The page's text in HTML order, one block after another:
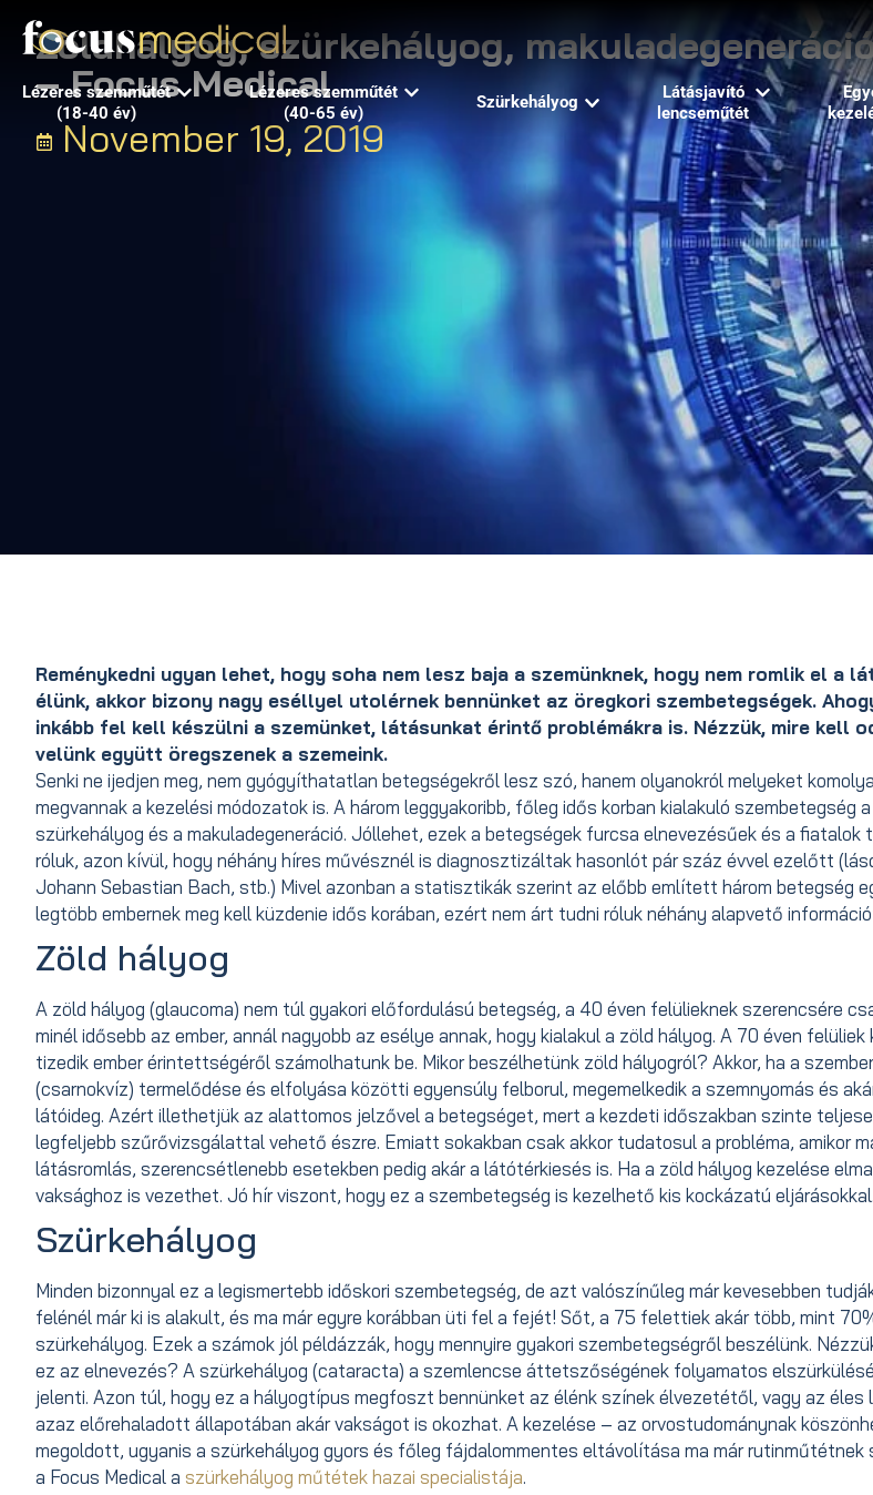
Lézeres szemműtét
(18-40 év)
Lézeres szemműtét
(40-65 év)
Szürkehályog
Látásjavító
lencseműtét
Zöldhályog, szürkehályog,
– Focus Medical
November 19, 2019
Reménykedni ugyan lehet, hogy soha nem lesz baja a szemünknek, hogy nem romlik el a
élünk, akkor bizony nagy eséllyel utolérnek bennünket az öregkori szembetegségek.
inkább fel kell készülni a szemünket, látásunkat érintő problémákra is. Nézzük, mire kell
velünk együtt öregszenek a szemeink.
Senki ne ijedjen meg, nem gyógyíthatatlan betegségekről lesz szó, hanem olyanokról melyeket
megvannak a kezelési módozatok is. A három leggyakoribb, főleg idős korban kialakuló szembetegség
szürkehályog és a makuladegeneráció. Jóllehet, ezek a betegségek furcsa elnevezésűek és a fiatalok
róluk, azon kívül, hogy néhány híres művésznél is diagnosztizáltak hasonlót pár száz évvel ezelőtt
Johann Sebastian Bach, stb.) Mivel azonban a statisztikák szerint az előbb említett három betegség
legtöbb embernek meg kell küzdenie idős korában, ezért nem árt tudni róluk néhány alapvető
Zöld hályog
A zöld hályog (glaucoma) nem túl gyakori előfordulású betegség, a 40 éven felülieknek szerencsére
minél idősebb az ember, annál nagyobb az esélye annak, hogy kialakul a zöld hályog. A 70 éven felüliek
tizedik ember érintettségéről számolhatunk be. Mikor beszélhetünk zöld hályogról? Akkor, ha a
(csarnokvíz) termelődése és elfolyása közötti egyensúly felborul, megemelkedik a szemnyomás és
látóideg. Azért illethetjük az alattomos jelzővel a betegséget, mert a kezdeti időszakban szinte
legfeljebb szűrővizsgálattal vehető észre. Emiatt sokakban csak akkor tudatosul a probléma, amikor
látásromlás, szerencsétlenebb esetekben pedig akár a látótérkiesés is. Ha a zöld hályog kezelése
vaksághoz is vezethet. Jó hír viszont, hogy ez a szembetegség is kezelhető kis kockázatú eljárásokkal.
Szürkehályog
Minden bizonnyal ez a legismertebb időskori szembetegség, de azt valószínűleg már kevesebben
felénél már ki is alakult, és ma már egyre korábban üti fel a fejét! Sőt, a 75 felettiek akár több, mint
szürkehályog. Ezek a számok jól példázzák, hogy mennyire gyakori szembetegségről beszélünk.
ez az elnevezés? A szürkehályog (cataracta) a szemlencse áttetszőségének folyamatos
jelenti. Azon túl, hogy ez a hályogtípus megfoszt bennünket az élénk színek élvezetétől, vagy az
azaz előrehaladott állapotában akár vakságot is okozhat. A kezelése – az orvostudománynak
megoldott, ugyanis a szürkehályog gyors és főleg fájdalommentes eltávolítása ma már rutinműtétnek
a Focus Medical a szürkehályog műtétek hazai specialistája.